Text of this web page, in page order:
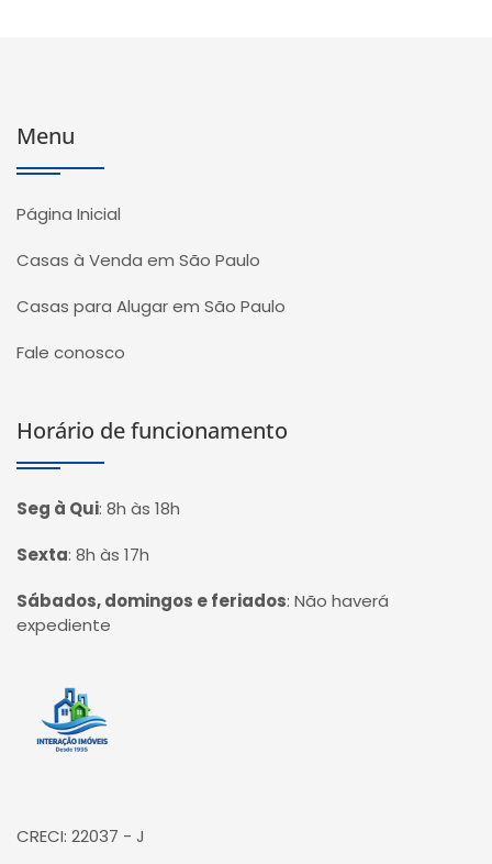
Menu
Página Inicial
Casas à Venda em São Paulo
Casas para Alugar em São Paulo
Fale conosco
Horário de funcionamento
Seg à Qui: 8h às 18h
Sexta: 8h às 17h
Sábados, domingos e feriados: Não haverá
expediente
Página inicial
CRECI: 22037 - J